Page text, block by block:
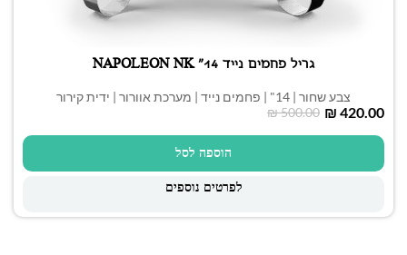
גריל פחמים נייד 14" NAPOLEON NK
צבע שחור | 14" | פחמים נייד | מערכת אוורור | ידית קירור
₪500.00 ₪ 420.00
הוספה לסל
לפרטים נוספים